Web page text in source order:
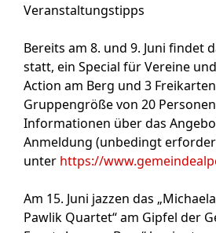
Veranstaltungstipps
Bereits am 8. und 9. Juni findet
statt, ein Special für Vereine
Action am Berg und 3
Gruppengröße von 20
Informationen über das
Anmeldung (unbedingt
unter https://
Am 15. Juni jazzen das
Pawlik Quartet“ am Gipfel der